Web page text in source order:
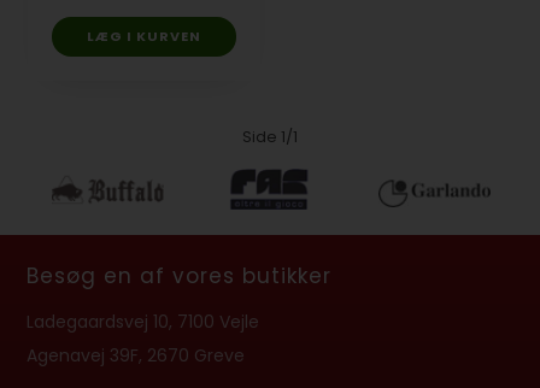
Side 1/1
Besøg en af vores butikker
Ladegaardsvej 10, 7100 Vejle
Agenavej 39F, 2670 Greve